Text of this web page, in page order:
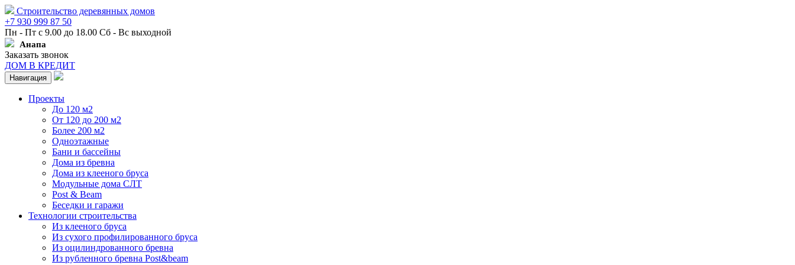
Строительство деревянных домов
+7 930 999 87 50
Пн - Пт с 9.00 до 18.00 Сб - Вс выходной
Анапа
Заказать звонок
ДОМ В КРЕДИТ
Навигация
Проекты
До 120 м2
От 120 до 200 м2
Более 200 м2
Одноэтажные
Бани и бассейны
Дома из бревна
Дома из клееного бруса
Модульные дома СЛТ
Post & Beam
Беседки и гаражи
Технологии строительства
Из клееного бруса
Из сухого профилированного бруса
Из оцилиндрованного бревна
Из рубленного бревна Post&beam